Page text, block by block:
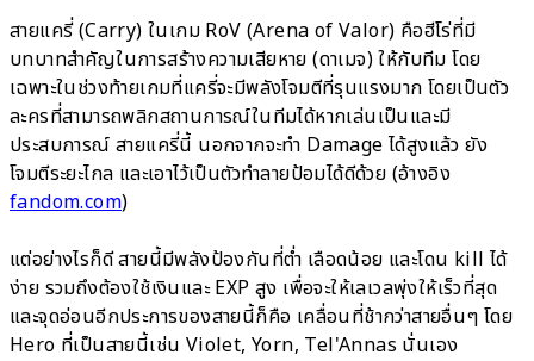
สายแครี่ (Carry) ในเกม RoV (Arena of Valor) คือฮีโร่ที่มี
บทบาทสำคัญในการสร้างความเสียหาย (ดาเมจ) ให้กับทีม โดย
เฉพาะในช่วงท้ายเกมที่แครี่จะมีพลังโจมตีที่รุนแรงมาก โดยเป็นตัว
ละครที่สามารถพลิกสถานการณ์ในทีมได้หากเล่นเป็นและมี
ประสบการณ์ สายแครี่นี้ นอกจากจะทำ Damage ได้สูงแล้ว ยัง
โจมตีระยะไกล และเอาไว้เป็นตัวทำลายป้อมได้ดีด้วย (อ้างอิง
fandom.com)
แต่อย่างไรก็ดี สายนี้มีพลังป้องกันที่ต่ำ เลือดน้อย และโดน kill ได้
ง่าย รวมถึงต้องใช้เงินและ EXP สูง เพื่อจะให้เลเวลพุ่งให้เร็วที่สุด
และจุดอ่อนอีกประการของสายนี้ก็คือ เคลื่อนที่ช้ากว่าสายอื่นๆ โดย
Hero ที่เป็นสายนี้เช่น Violet, Yorn, Tel'Annas นั่นเอง